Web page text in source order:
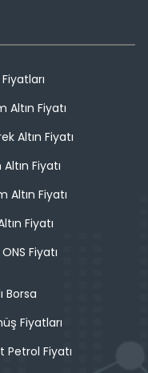
Altın Fiyatı
Altın Fiyatı
Fiyatı
Altın Fiyatı
Fiyatı
Fiyatı
Borsa
Fiyatları
Petrol Fiyatı